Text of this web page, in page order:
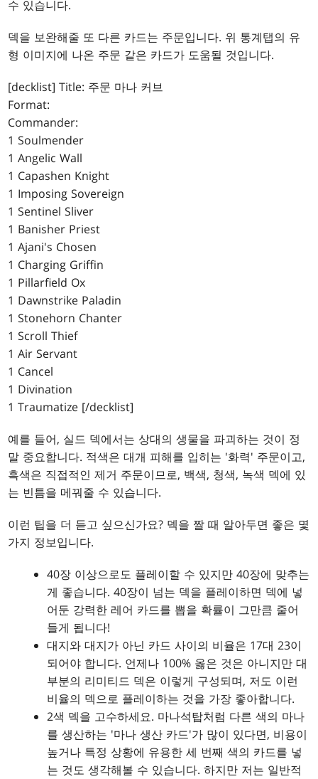
수 있습니다.
덱을 보완해줄 또 다른 카드는 주문입니다. 위 통계탭의 유
형 이미지에 나온 주문 같은 카드가 도움될 것입니다.
[decklist] Title: 주문 마나 커브
Format:
Commander:
1 Soulmender
1 Angelic Wall
1 Capashen Knight
1 Imposing Sovereign
1 Sentinel Sliver
1 Banisher Priest
1 Ajani's Chosen
1 Charging Griffin
1 Pillarfield Ox
1 Dawnstrike Paladin
1 Stonehorn Chanter
1 Scroll Thief
1 Air Servant
1 Cancel
1 Divination
1 Traumatize [/decklist]
예를 들어, 실드 덱에서는 상대의 생물을 파괴하는 것이 정
말 중요합니다. 적색은 대개 피해를 입히는 '화력' 주문이고,
흑색은 직접적인 제거 주문이므로, 백색, 청색, 녹색 덱에 있
는 빈틈을 메꿔줄 수 있습니다.
이런 팁을 더 듣고 싶으신가요? 덱을 짤 때 알아두면 좋은 몇
가지 정보입니다.
40장 이상으로도 플레이할 수 있지만 40장에 맞추는
게 좋습니다. 40장이 넘는 덱을 플레이하면 덱에 넣
어둔 강력한 레어 카드를 뽑을 확률이 그만큼 줄어
들게 됩니다!
대지와 대지가 아닌 카드 사이의 비율은 17대 23이
되어야 합니다. 언제나 100% 옳은 것은 아니지만 대
부분의 리미티드 덱은 이렇게 구성되며, 저도 이런
비율의 덱으로 플레이하는 것을 가장 좋아합니다.
2색 덱을 고수하세요. 마나석탑처럼 다른 색의 마나
를 생산하는 '마나 생산 카드'가 많이 있다면, 비용이
높거나 특정 상황에 유용한 세 번째 색의 카드를 넣
는 것도 생각해볼 수 있습니다. 하지만 저는 일반적